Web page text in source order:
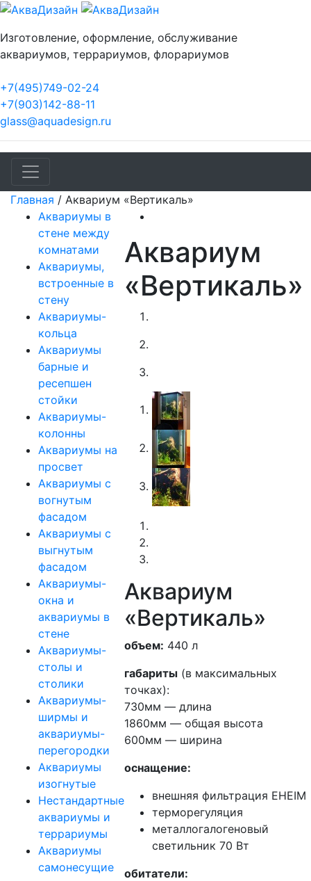
Изготовление, оформление, обслуживание
аквариумов, террариумов, флорариумов
+7(495)749-02-24
+7(903)142-88-11
glass@aquadesign.ru
Главная / Аквариум «Вертикаль»
Аквариумы в
стене между
комнатами
Аквариумы,
встроенные в
стену
Аквариумы-
кольца
Аквариумы
барные и
ресепшен
стойки
Аквариумы-
колонны
Аквариумы на
просвет
Аквариумы с
вогнутым
фасадом
Аквариумы с
выгнутым
фасадом
Аквариумы-
окна и
аквариумы в
стене
Аквариумы-
столы и
столики
Аквариумы-
ширмы и
аквариумы-
перегородки
Аквариумы
изогнутые
Нестандартные
аквариумы и
террариумы
Аквариумы
самонесущие
Аквариум
«Вертикаль»
Аквариум
«Вертикаль»
объем: 440 л
габариты (в максимальных
точках):
730мм — длина
1860мм — общая высота
600мм — ширина
оснащение:
внешняя фильтрация EHEIM
терморегуляция
металлогалогеновый
светильник 70 Вт
обитатели: